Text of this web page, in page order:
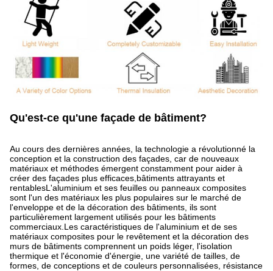
Qu'est-ce qu'une façade de bâtiment?
Au cours des dernières années, la technologie a révolutionné la
conception et la construction des façades, car de nouveaux
matériaux et méthodes émergent constamment pour aider à
créer des façades plus efficaces,bâtiments attrayants et
rentablesL'aluminium et ses feuilles ou panneaux composites
sont l'un des matériaux les plus populaires sur le marché de
l'enveloppe et de la décoration des bâtiments, ils sont
particulièrement largement utilisés pour les bâtiments
commerciaux.Les caractéristiques de l'aluminium et de ses
matériaux composites pour le revêtement et la décoration des
murs de bâtiments comprennent un poids léger, l'isolation
thermique et l'économie d'énergie, une variété de tailles, de
formes, de conceptions et de couleurs personnalisées, résistance